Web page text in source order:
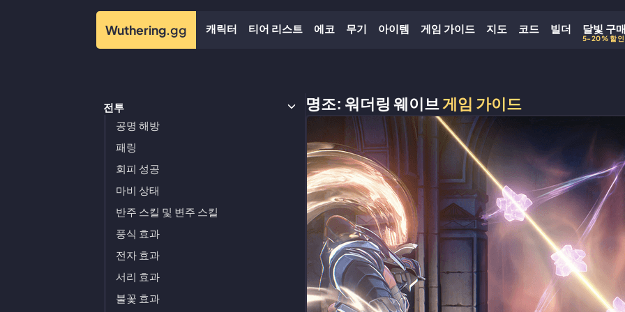
Wuthering.gg 캐릭터 티어 리스트 에코 무기 아이템 게임 가이드 지도 코드 빌더 달빛 구
5-20% 할인
전투
공명 해방
패링
회피 성공
마비 상태
반주 스킬 및 변주 스킬
풍식 효과
전자 효과
서리 효과
불꽃 효과
명조: 워더링 웨이브게임 가이드